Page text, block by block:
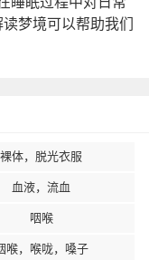
梦境可以帮助我们
裸体，脱光衣服
血液，流血
咽喉
喉，喉咙，嗓子